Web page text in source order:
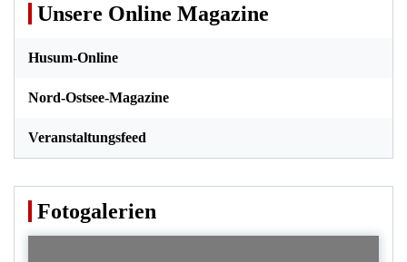
Unsere Online Magazine
Husum-Online
Nord-Ostsee-Magazine
Veranstaltungsfeed
Fotogalerien